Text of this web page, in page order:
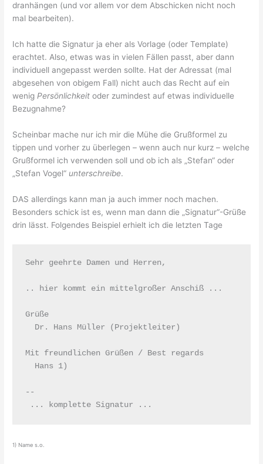
dranhängen (und vor allem vor dem Abschicken nicht noch
mal bearbeiten).
Ich hatte die Signatur ja eher als Vorlage (oder Template)
erachtet. Also, etwas was in vielen Fällen passt, aber dann
individuell angepasst werden sollte. Hat der Adressat (mal
abgesehen von obigem Fall) nicht auch das Recht auf ein
wenig Persönlichkeit oder zumindest auf etwas individuelle
Bezugnahme?
Scheinbar mache nur ich mir die Mühe die Grußformel zu
tippen und vorher zu überlegen – wenn auch nur kurz – welche
Grußformel ich verwenden soll und ob ich als „Stefan“ oder
„Stefan Vogel“ unterschreibe.
DAS allerdings kann man ja auch immer noch machen.
Besonders schick ist es, wenn man dann die „Signatur“-Grüße
drin lässt. Folgendes Beispiel erhielt ich die letzten Tage
Sehr geehrte Damen und Herren,
.. hier kommt ein mittelgroßer Anschiß ...
Grüße
  Dr. Hans Müller (Projektleiter)
Mit freundlichen Grüßen / Best regards
  Hans 1)
--
... komplette Signatur ...
1) Name s.o.